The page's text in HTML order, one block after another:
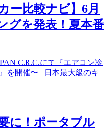
ー比較ナビ】6月
グを発表！夏本番
C.R.C.にて『エアコン冷
を開催〜 日本最大級のキ
に！ポータブル